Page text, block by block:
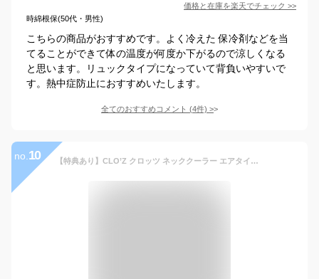
価格と在庫を楽天でチェック >>
時綿根保(50代・男性)
こちらの商品がおすすめです。よく冷えた 保冷剤などを当
てることができて体の温度が何度か下がるので涼しくなる
と思います。リュックタイプになっていて背負いやすいで
す。熱中症防止におすすめいたします。
全てのおすすめコメント (4件) >
no. 10 【特典あり】CLO’Z クロッツ ネッククーラー エアタイト[首 ひんやり グッズ 日本製 熱中症対策 暑さ対策 保冷ネッククーラー ネック 冷やす 水 冷凍 冷却 リング 冷感ネック 冷感ネッククーラー] 1-2W